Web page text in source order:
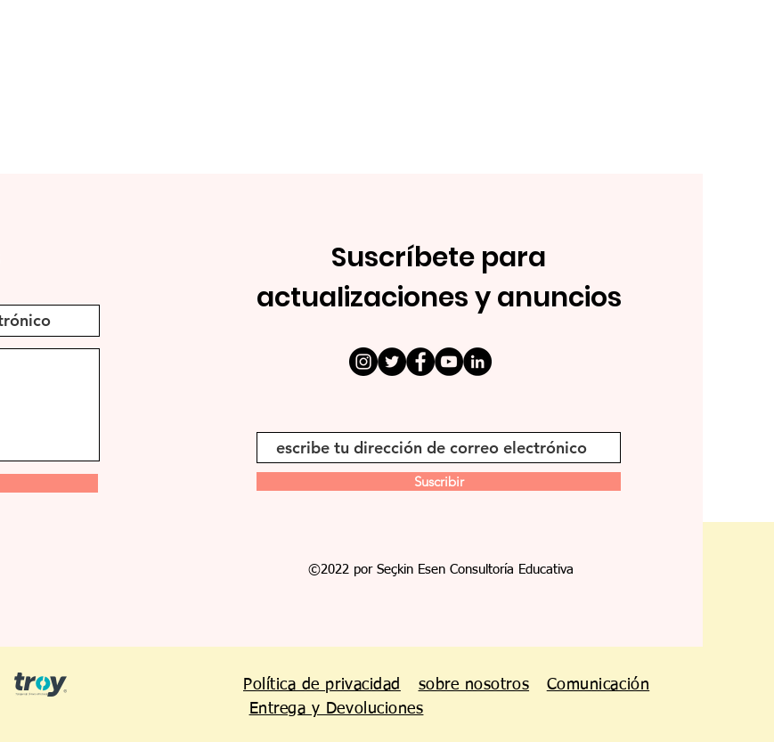
Política de privacidad sobre nosotros
Comunicación
Entrega y Devoluciones
Suscríbete para
actualizaciones y anuncios
Suscribir
©2022 por Seçkin Esen Consultoría Educativa